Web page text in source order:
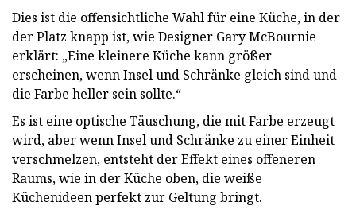
Dies ist die offensichtliche Wahl für eine Küche, in der
der Platz knapp ist, wie Designer Gary McBournie
erklärt: „Eine kleinere Küche kann größer
erscheinen, wenn Insel und Schränke gleich sind und
die Farbe heller sein sollte.“
Es ist eine optische Täuschung, die mit Farbe erzeugt
wird, aber wenn Insel und Schränke zu einer Einheit
verschmelzen, entsteht der Effekt eines offeneren
Raums, wie in der Küche oben, die weiße
Küchenideen perfekt zur Geltung bringt.